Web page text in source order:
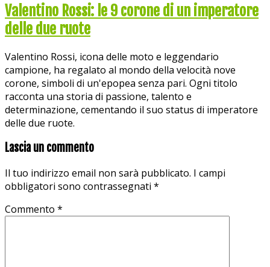
Valentino Rossi: le 9 corone di un imperatore
delle due ruote
Valentino Rossi, icona delle moto e leggendario
campione, ha regalato al mondo della velocità nove
corone, simboli di un'epopea senza pari. Ogni titolo
racconta una storia di passione, talento e
determinazione, cementando il suo status di imperatore
delle due ruote.
Lascia un commento
Il tuo indirizzo email non sarà pubblicato. I campi
obbligatori sono contrassegnati *
Commento *